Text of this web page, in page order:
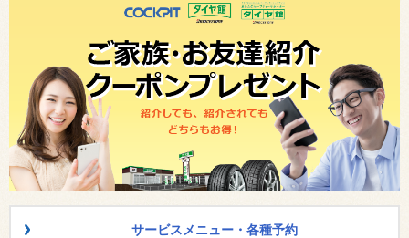
サービスメニュー・各種予約